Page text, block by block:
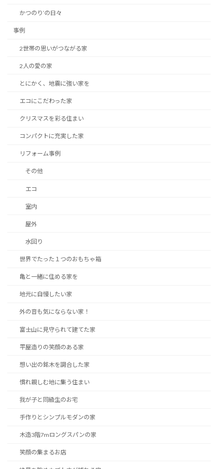
かつのり’の日々
事例
2世帯の思いがつながる家
2人の愛の家
とにかく、地震に強い家を
エコにこだわった家
クリスマスを彩る住まい
コンパクトに充実した家
リフォーム事例
その他
エコ
室内
屋外
水回り
世界でたった１つのおもちゃ箱
亀と一緒に住める家を
地元に自慢したい家
外の音も気にならない家！
富士山に見守られて建てた家
平屋造りの笑顔のある家
想い出の銘木を調合した家
慣れ親しむ地に集う住まい
我が子と同級生のお宅
手作りとシンプルモダンの家
木造3階7mロングスパンの家
笑顔の集まるお店